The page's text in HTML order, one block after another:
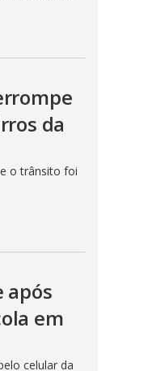
da
o trânsito foi
após
em
celular da